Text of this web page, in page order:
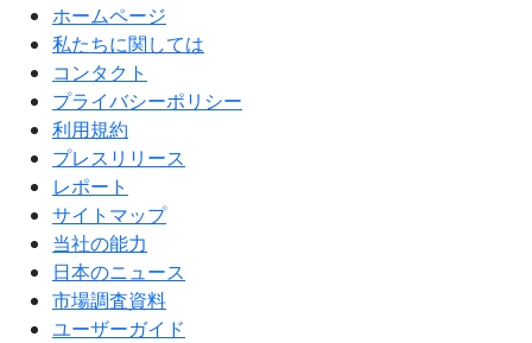
ホームページ
私たちに関しては
コンタクト
プライバシーポリシー
利用規約
プレスリリース
レポート
サイトマップ
当社の能力
日本のニュース
市場調査資料
ユーザーガイド